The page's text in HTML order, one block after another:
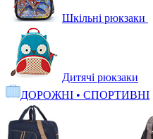
Шкільні рюкзаки
Дитячі рюкзаки
ДОРОЖНІ • СПОРТИВНІ